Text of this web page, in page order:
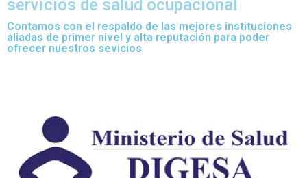
servicios de salud ocupacional
Contamos con el respaldo de las mejores instituciones
aliadas de primer nivel y alta reputación para poder
ofrecer nuestros sevicios